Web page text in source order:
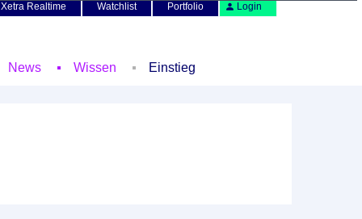
Xetra Realtime
Watchlist Portfolio Login
News Wissen Einstieg